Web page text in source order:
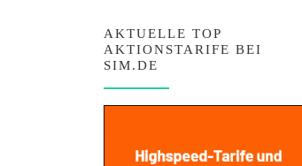
AKTUELLE TOP
AKTIONSTARIFE BEI
SIM.DE